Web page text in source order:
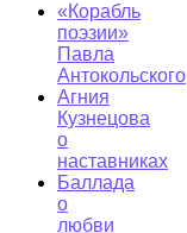
«Корабль
поэзии»
Павла
Антокольского
Агния
Кузнецова
о
наставниках
Баллада
о
любви